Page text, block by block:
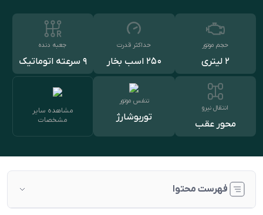
حجم موتور
2 لیتری
حداکثر قدرت
250 اسب بخار
جعبه دنده
۹ سرعته اتوماتیک
9G-Tronic
انتقال نیرو
محور عقب
تنفس موتور
توربوشارژ
مشاهده سایر
مشخصات
فهرست محتوا